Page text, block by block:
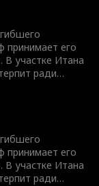
бывший
директор
о том, что Итан
его
В участке Итана
ради
бывший
директор
о том, что Итан
его
В участке Итана
ради